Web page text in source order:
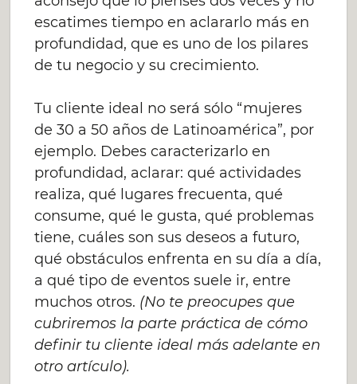
escatimes tiempo en aclararlo más en
profundidad, que es uno de los pilares
de tu negocio y su crecimiento.
Tu cliente ideal no será sólo “mujeres
de 30 a 50 años de Latinoamérica”, por
ejemplo. Debes caracterizarlo en
profundidad, aclarar: qué actividades
realiza, qué lugares frecuenta, qué
consume, qué le gusta, qué problemas
tiene, cuáles son sus deseos a futuro,
qué obstáculos enfrenta en su día a día,
a qué tipo de eventos suele ir, entre
muchos otros. (No te preocupes que
cubriremos la parte práctica de cómo
definir tu cliente ideal más adelante en
otro artículo).